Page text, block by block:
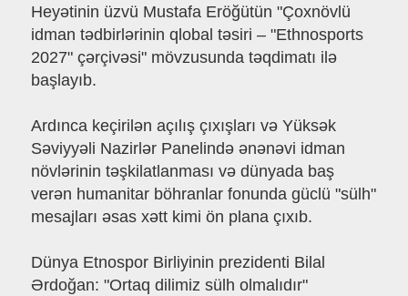
Heyətinin üzvü Mustafa Eröğütün "Çoxnövlü
idman tədbirlərinin qlobal təsiri – "Ethnosports
2027" çərçivəsi" mövzusunda təqdimatı ilə
başlayıb.
Ardınca keçirilən açılış çıxışları və Yüksək
Səviyyəli Nazirlər Panelində ənənəvi idman
növlərinin təşkilatlanması və dünyada baş
verən humanitar böhranlar fonunda güclü "sülh"
mesajları əsas xətt kimi ön plana çıxıb.
Dünya Etnospor Birliyinin prezidenti Bilal
Ərdoğan: "Ortaq dilimiz sülh olmalıdır"